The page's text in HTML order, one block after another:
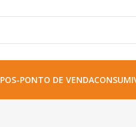
POS-PONTO DE VENDA